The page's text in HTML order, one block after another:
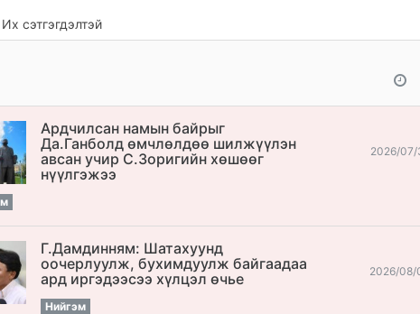
Их сэтгэгдэлтэй
Ардчилсан намын байрыг
Да.Ганболд өмчлөлдөө шилжүүлэн
авсан учир С.Зоригийн хөшөөг
нүүлгэжээ
2026/07/
Г.Дамдинням: Шатахуунд
оочерлуулж, бухимдуулж байгаадаа
ард иргэдээсээ хүлцэл өчье
Нийгэм
2026/08/